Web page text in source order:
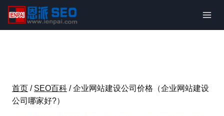
内
首页 / SEO百科 / 企业网站建设公司价格（企业网站建设
公司哪家好?）